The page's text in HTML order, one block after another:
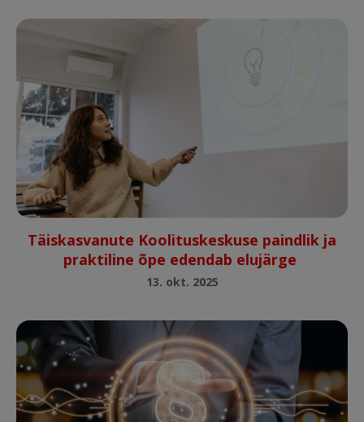
Täiskasvanute Koolituskeskuse paindlik ja
praktiline õpe edendab elujärge
13. okt. 2025